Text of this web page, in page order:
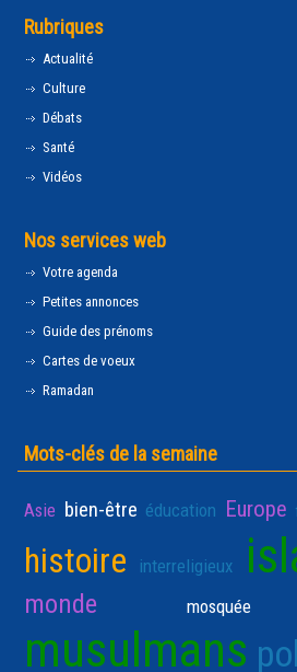
Rubriques
Actualité
Culture
Débats
Santé
Vidéos
Nos services web
Votre agenda
Petites annonces
Guide des prénoms
Cartes de voeux
Ramadan
Mots-clés de la semaine
Asie bien-être éducation Europe
histoire interreligieux
monde mosquée
musulmans